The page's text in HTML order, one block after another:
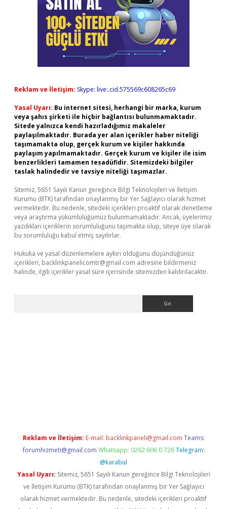
Reklam ve İletişim: Skype: live:.cid.575569c608265c69
Yasal Uyarı: Bu internet sitesi, herhangi bir marka, kurum
veya şahıs şirketi ile hiçbir bağlantısı bulunmamaktadır.
Sitede yalnızca kendi hazırladığımız makaleler
paylaşılmaktadır. Burada yer alan içerikler haber niteliği
taşımamakta olup, gerçek kurum ve kişiler hakkında
paylaşım yapılmamaktadır. Gerçek kurum ve kişiler ile isim
benzerlikleri tamamen tesadüfidir. Sitemizdeki bilgiler
taslak halindedir ve tavsiye niteliği taşımazlar.
Sitemiz, 5651 Sayılı Kanun gereğince Bilgi Teknolojileri ve İletişim
Kurumu (BTK) tarafından onaylanmış bir Yer Sağlayıcı olarak hizmet
vermektedir. Bu nedenle, sitedeki içerikleri proaktif olarak denetleme
veya araştırma yükümlülüğümüz bulunmamaktadır. Ancak, üyelerimiz
yazdıkları içeriklerin sorumluluğunu taşımakta olup, siteye üye olarak
bu sorumluluğu kabul etmiş sayılırlar.
Hukuka ve yasal düzenlemelere aykırı olduğunu düşündüğünüz
içerikleri, backlinkpanelicomtr@gmail.com adresine bildirmeniz
halinde, ilgili içerikler yasal süre içerisinde sitemizden kaldırılacaktır.
Reklam ve İletişim: E-mail: backlinkpaneli@gmail.com Teams:
forumhizmeti@gmail.com Whatsapp: 0262 606 0 726 Telegram:
@karabul
Yasal Uyarı: Sitemiz, 5651 Sayılı Kanun gereğince Bilgi Teknolojileri
ve İletişim Kurumu (BTK) tarafından onaylanmış bir Yer Sağlayıcı
olarak hizmet vermektedir. Bu nedenle, sitedeki içerikleri proaktif